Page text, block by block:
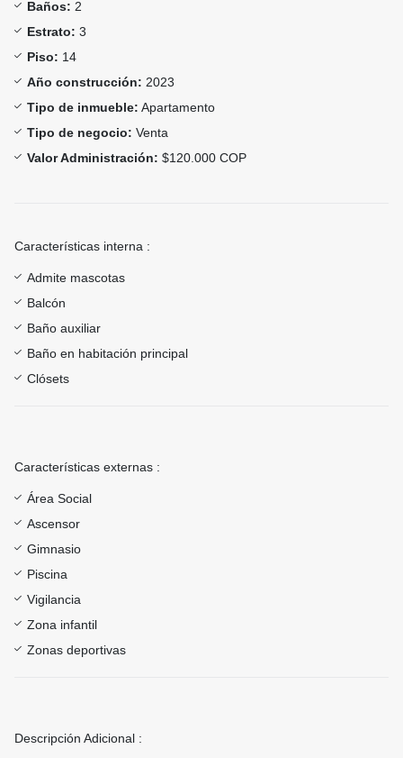
Baños: 2
Estrato: 3
Piso: 14
Año construcción: 2023
Tipo de inmueble: Apartamento
Tipo de negocio: Venta
Valor Administración: $120.000 COP
Características interna :
Admite mascotas
Balcón
Baño auxiliar
Baño en habitación principal
Clósets
Características externas :
Área Social
Ascensor
Gimnasio
Piscina
Vigilancia
Zona infantil
Zonas deportivas
Descripción Adicional :